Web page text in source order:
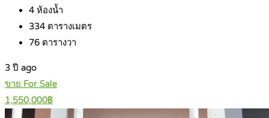
4 ห้องน้ำ
334 ตารางเมตร
76 ตารางวา
3 ปี ago
ขาย For Sale
1,550,000฿